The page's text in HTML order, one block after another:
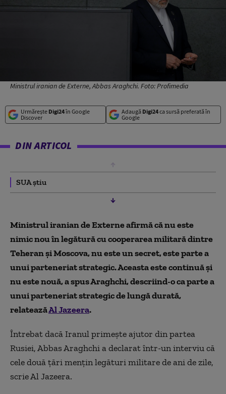
Ministrul iranian de Externe, Abbas Araghchi. Foto: Profimedia
Urmărește Digi24în Google
Discover
Adaugă Digi24ca sursă preferată în
Google
DIN ARTICOL
SUA știu
Ministrul iranian de Externe afirmă că nu este
nimic nou în legătură cu cooperarea militară dintre
Teheran și Moscova, nu este un secret, este parte a
unui parteneriat strategic. Aceasta este continuă și
nu este nouă, a spus Araghchi, descriind-o ca parte a
unui parteneriat strategic de lungă durată,
relateazăAl Jazeera.
Întrebat dacă Iranul primește ajutor din partea
Rusiei, Abbas Araghchi a declarat într-un interviu că
cele două țări mențin legături militare de ani de zile,
scrie Al Jazeera.